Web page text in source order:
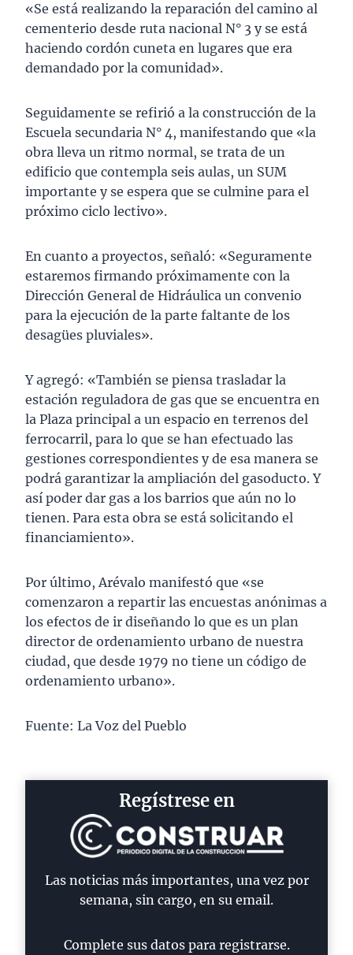
«Se está realizando la reparación del camino al
cementerio desde ruta nacional N° 3 y se está
haciendo cordón cuneta en lugares que era
demandado por la comunidad».
Seguidamente se refirió a la construcción de la
Escuela secundaria N° 4, manifestando que «la
obra lleva un ritmo normal, se trata de un
edificio que contempla seis aulas, un SUM
importante y se espera que se culmine para el
próximo ciclo lectivo».
En cuanto a proyectos, señaló: «Seguramente
estaremos firmando próximamente con la
Dirección General de Hidráulica un convenio
para la ejecución de la parte faltante de los
desagües pluviales».
Y agregó: «También se piensa trasladar la
estación reguladora de gas que se encuentra en
la Plaza principal a un espacio en terrenos del
ferrocarril, para lo que se han efectuado las
gestiones correspondientes y de esa manera se
podrá garantizar la ampliación del gasoducto. Y
así poder dar gas a los barrios que aún no lo
tienen. Para esta obra se está solicitando el
financiamiento».
Por último, Arévalo manifestó que «se
comenzaron a repartir las encuestas anónimas a
los efectos de ir diseñando lo que es un plan
director de ordenamiento urbano de nuestra
ciudad, que desde 1979 no tiene un código de
ordenamiento urbano».
Fuente: La Voz del Pueblo
Regístrese en
Las noticias más importantes, una vez por
semana, sin cargo, en su email.
Complete sus datos para registrarse.